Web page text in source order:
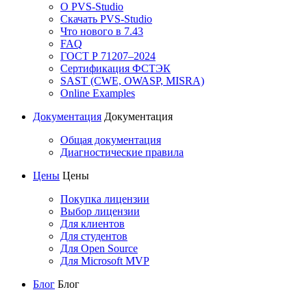
О PVS-Studio
Скачать PVS-Studio
Что нового в 7.43
FAQ
ГОСТ Р 71207–2024
Сертификация ФСТЭК
SAST (CWE, OWASP, MISRA)
Online Examples
Документация Документация
Общая документация
Диагностические правила
Цены Цены
Покупка лицензии
Выбор лицензии
Для клиентов
Для студентов
Для Open Source
Для Microsoft MVP
Блог Блог